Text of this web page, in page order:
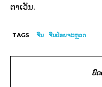
ຕາເວັນ.
TAGS ຈີນ ຈີນປ່ອຍຈະຫຼວດ
ບົດ